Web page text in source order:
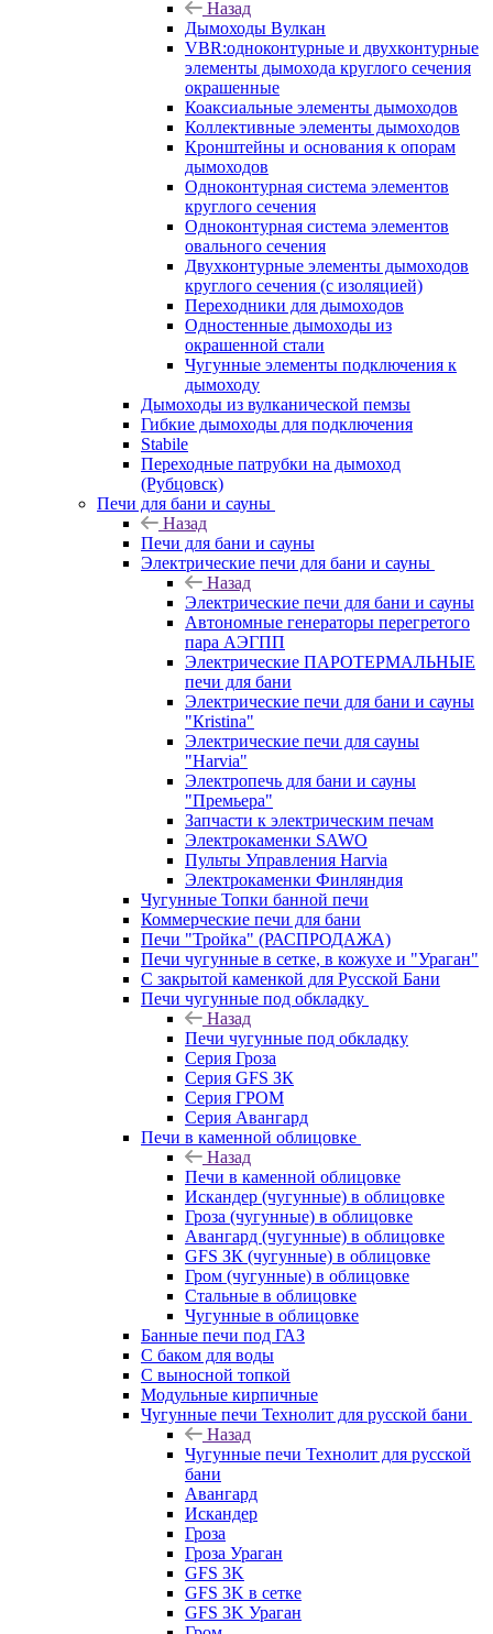
Назад
Дымоходы Вулкан
VBR:одноконтурные и двухконтурные
элементы дымохода круглого сечения
окрашенные
Коаксиальные элементы дымоходов
Коллективные элементы дымоходов
Кронштейны и основания к опорам
дымоходов
Одноконтурная система элементов
круглого сечения
Одноконтурная система элементов
овального сечения
Двухконтурные элементы дымоходов
круглого сечения (с изоляцией)
Переходники для дымоходов
Одностенные дымоходы из
окрашенной стали
Чугунные элементы подключения к
дымоходу
Дымоходы из вулканической пемзы
Гибкие дымоходы для подключения
Stabile
Переходные патрубки на дымоход
(Рубцовск)
Печи для бани и сауны
Назад
Печи для бани и сауны
Электрические печи для бани и сауны
Назад
Электрические печи для бани и сауны
Автономные генераторы перегретого
пара АЭГПП
Электрические ПАРОТЕРМАЛЬНЫЕ
печи для бани
Электрические печи для бани и сауны
"Кristina"
Электрические печи для сауны
"Harvia"
Электропечь для бани и сауны
"Премьера"
Запчасти к электрическим печам
Электрокаменки SAWO
Пульты Управления Harvia
Электрокаменки Финляндия
Чугунные Топки банной печи
Коммерческие печи для бани
Печи "Тройка" (РАСПРОДАЖА)
Печи чугунные в сетке, в кожухе и "Ураган"
С закрытой каменкой для Русской Бани
Печи чугунные под обкладку
Назад
Печи чугунные под обкладку
Серия Гроза
Серия GFS ЗК
Серия ГРОМ
Серия Авангард
Печи в каменной облицовке
Назад
Печи в каменной облицовке
Искандер (чугунные) в облицовке
Гроза (чугунные) в облицовке
Авангард (чугунные) в облицовке
GFS ЗК (чугунные) в облицовке
Гром (чугунные) в облицовке
Стальные в облицовке
Чугунные в облицовке
Банные печи под ГАЗ
С баком для воды
С выносной топкой
Модульные кирпичные
Чугунные печи Технолит для русской бани
Назад
Чугунные печи Технолит для русской
бани
Авангард
Искандер
Гроза
Гроза Ураган
GFS 3K
GFS 3K в сетке
GFS 3K Ураган